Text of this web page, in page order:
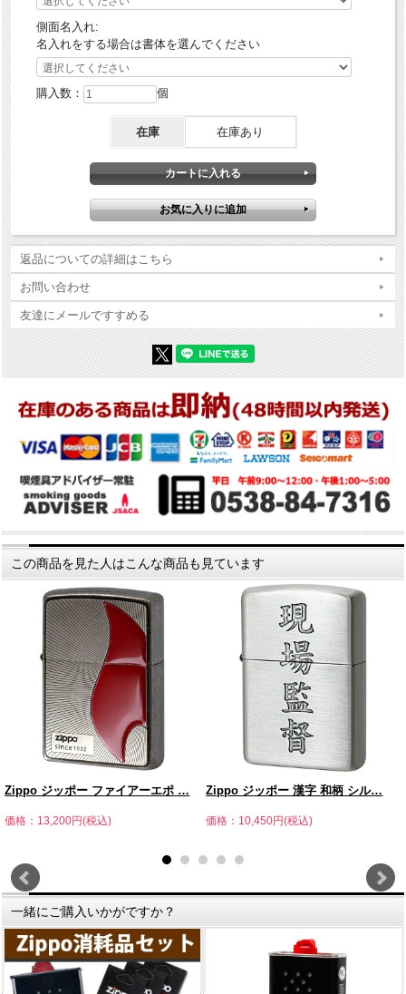
側面名入れ:
名入れをする場合は書体を選んでください
購入数： 個
在庫 在庫あり
返品についての詳細はこちら
お問い合わせ
友達にメールですすめる
この商品を見た人はこんな商品も見ています
Zippo ジッポー ファイアーエポ …
価格：13,200円(税込)
Zippo ジッポー 漢字 和柄 シル…
価格：10,450円(税込)
一緒にご購入いかがですか？